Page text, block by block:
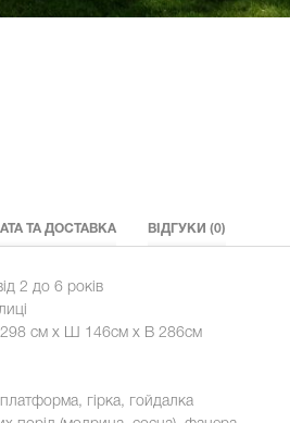
ТА ДОСТАВКА ВІДГУКИ (0)
2 до 6 років
298 см х Ш 146см х В 286см
гірка, гойдалка